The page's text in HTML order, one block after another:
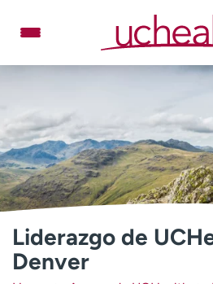
contenido
Ubicaciones
Atención de urgencia
virtual
Dar
Liderazgo de
Denver